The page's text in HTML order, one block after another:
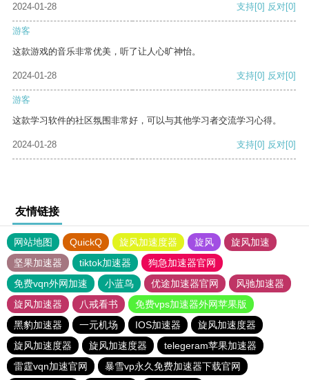
2024-01-28
支持[0] 反对[0]
游客
这款游戏的音乐非常优美，听了让人心旷神怡。
2024-01-28 支持[0] 反对[0]
游客
这款学习软件的社区氛围非常好，可以与其他学习者交流学习心得。
2024-01-28 支持[0] 反对[0]
友情链接
网站地图 QuickQ 旋风加速度器 旋风
旋风加速
坚果加速器
tiktok加速器
狗急加速器官网
免费vqn外网加速
小蓝鸟 优途加速器官网
风驰加速器
旋风加速器
八戒看书
免费vps加速器外网苹果版
黑豹加速器
一元机场 IOS加速器
旋风加速度器
旋风加速度器
旋风加速度器
telegeram苹果加速器
雷霆vqn加速官网
暴雪vp永久免费加速器下载官网